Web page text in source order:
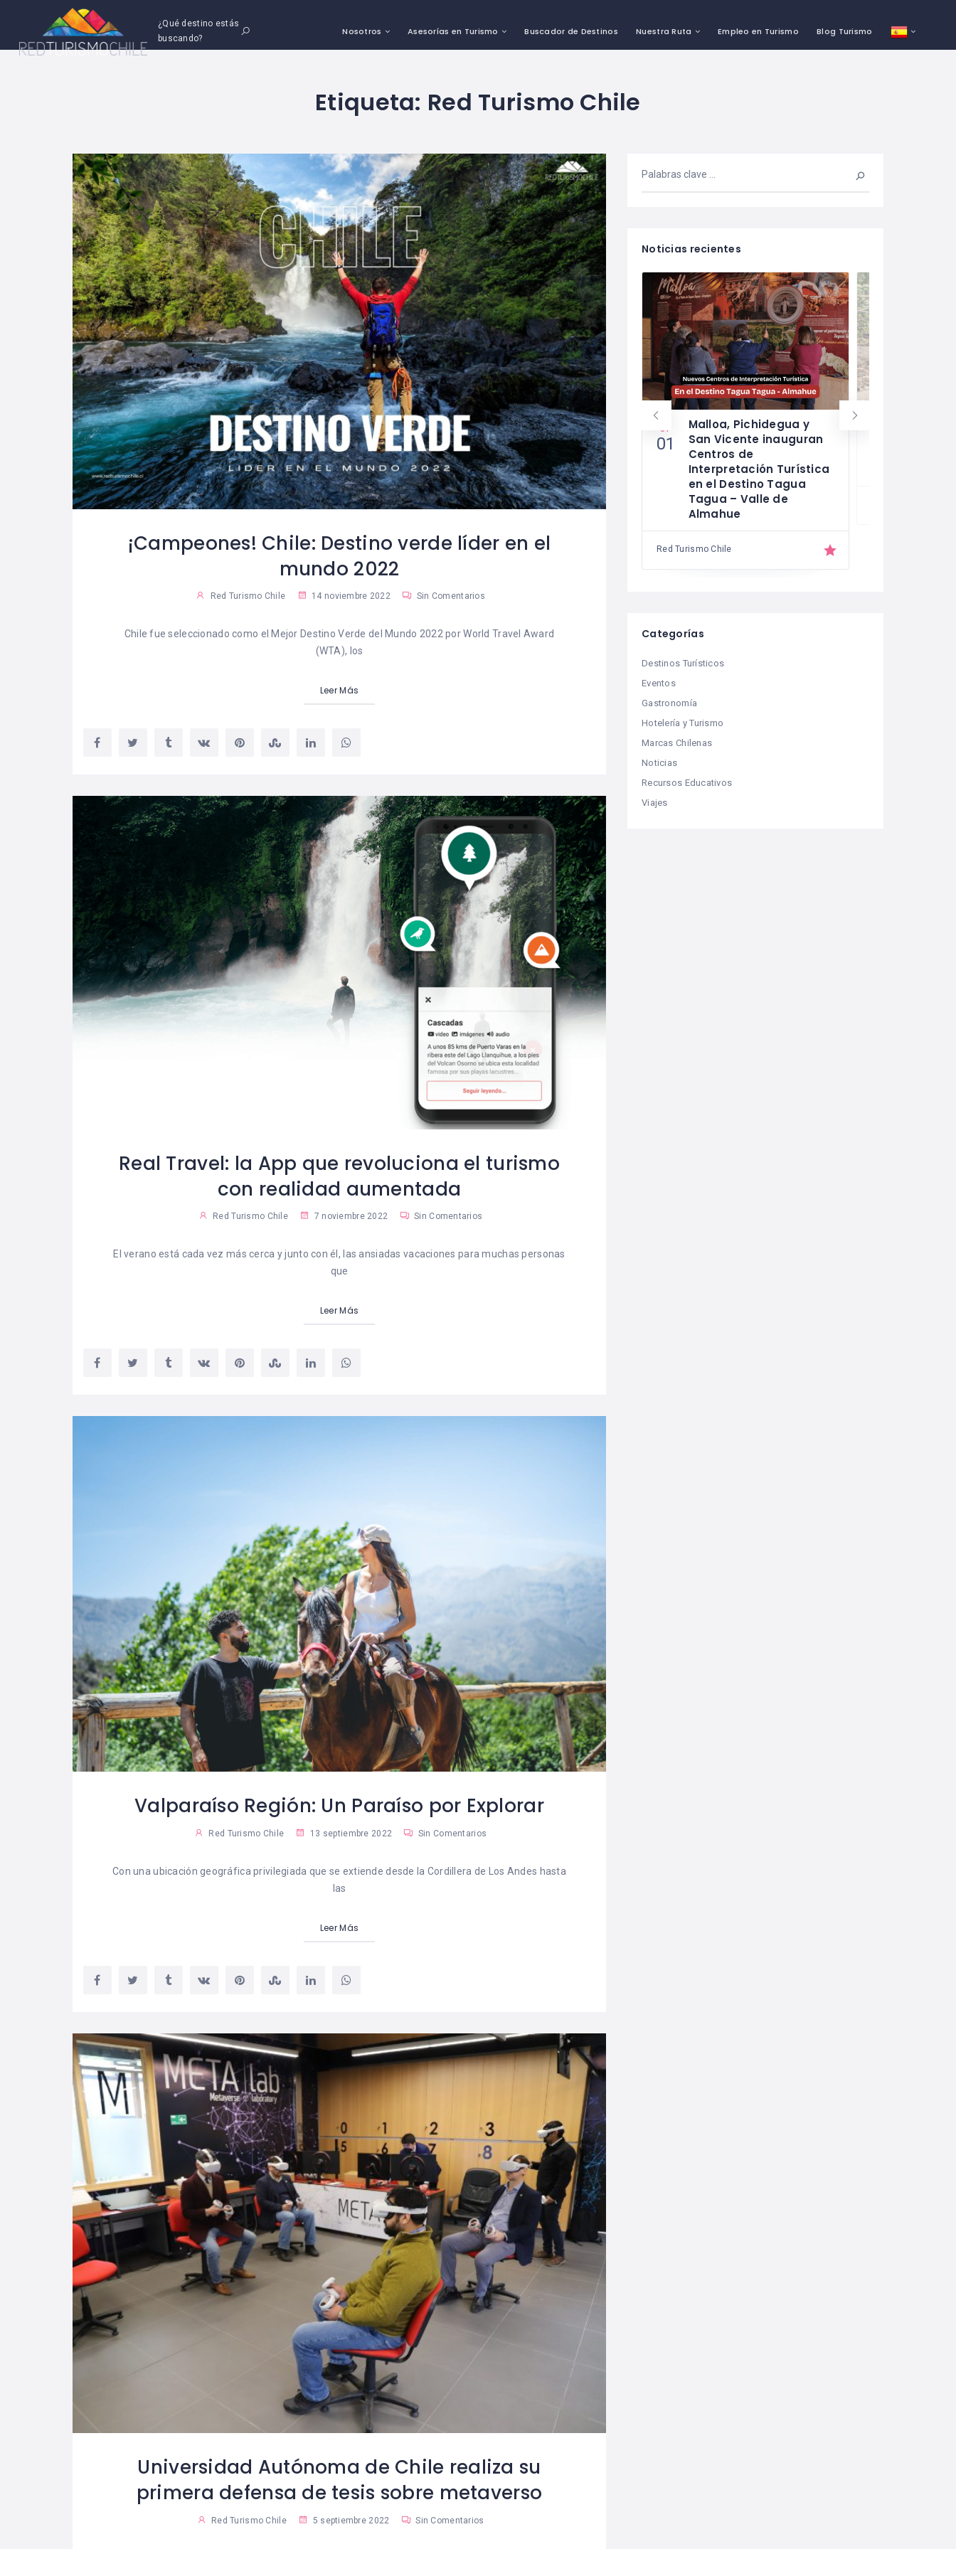
¿Qué destino estás
buscando?
Nosotros Asesorías en Turismo Buscador de Destinos Nuestra Ruta Empleo en Turismo Blog Turismo
Etiqueta: Red Turismo Chile
¡Campeones! Chile: Destino verde líder en el
mundo 2022
Red Turismo Chile 14 noviembre 2022 Sin Comentarios
Chile fue seleccionado como el Mejor Destino Verde del Mundo 2022 por World Travel Award
(WTA), los
Leer Más
Real Travel: la App que revoluciona el turismo
con realidad aumentada
Red Turismo Chile 7 noviembre 2022 Sin Comentarios
El verano está cada vez más cerca y junto con él, las ansiadas vacaciones para muchas personas
que
Leer Más
Valparaíso Región: Un Paraíso por Explorar
Red Turismo Chile 13 septiembre 2022 Sin Comentarios
Con una ubicación geográfica privilegiada que se extiende desde la Cordillera de Los Andes hasta
las
Leer Más
Universidad Autónoma de Chile realiza su
primera defensa de tesis sobre metaverso
Red Turismo Chile 5 septiembre 2022 Sin Comentarios
Noticias recientes
Parque Cordillera
ofrecerá actividades al
aire libre exclusivas
para mujeres
Red Turismo Chile
03
04
“Modelo de Gestión
para Líderes Hoteleros”,
el nuevo libro que
redefine el liderazgo en
la industria hotelera
08
06
Parque Etnobotánico
Omora: el fascinante
destino del fin del
mundo en Chile
Red Turismo Chile
07
01
Malloa, Pichidegua y
San Vicente inauguran
Centros de
Interpretación Turística
en el Destino Tagua
Tagua – Valle de
Almahue
Red Turismo Chile
Categorías
Destinos Turísticos
Eventos
Gastronomía
Hotelería y Turismo
Marcas Chilenas
Noticias
Recursos Educativos
Viajes